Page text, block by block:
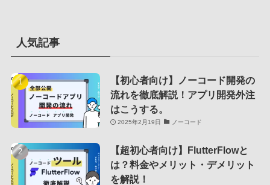
人気記事
【初心者向け】ノーコード開発の
流れを徹底解説！アプリ開発外注
はこうする。
2025年2月19日 ノーコード
【超初心者向け】FlutterFlowと
は？料金やメリット・デメリット
を解説！